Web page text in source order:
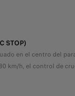
STOP)
en el centro del
km/h, el control de